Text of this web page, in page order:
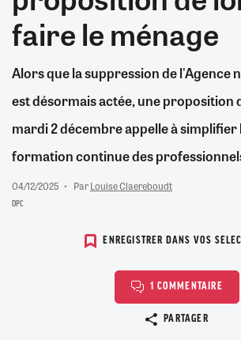
faire le ménage
Alors que la suppression de l'Agence
est désormais actée, une proposition
mardi 2 décembre appelle à simplifier
formation continue des
04/12/2025 ParLouise Claereboudt
DPC
ENREGISTRER DANS VOS
1 COMMENTAIRE
PARTAGER